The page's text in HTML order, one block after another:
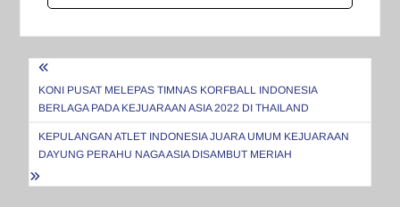
Navigasi
pos
KONI PUSAT MELEPAS TIMNAS KORFBALL INDONESIA
BERLAGA PADA KEJUARAAN ASIA 2022 DI THAILAND
KEPULANGAN ATLET INDONESIA JUARA UMUM KEJUARAAN
DAYUNG PERAHU NAGA ASIA DISAMBUT MERIAH